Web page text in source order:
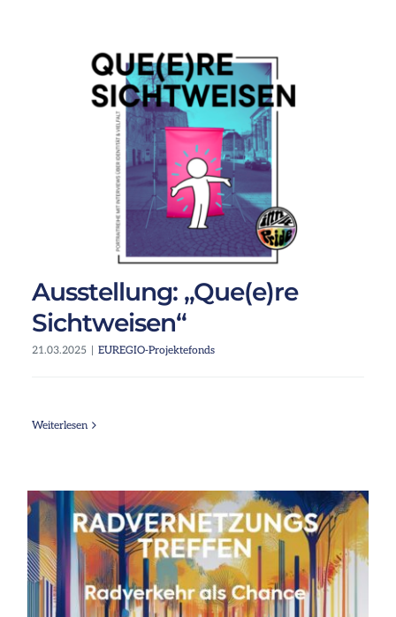
Ausstellung: „Que(e)re
Sichtweisen“
21.03.2025 | EUREGIO-Projektefonds
Weiterlesen